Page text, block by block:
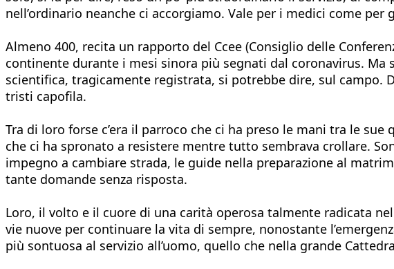
nell’ordinario neanche ci accorgiamo. Vale per i medici come
Almeno 400, recita un rapporto del Ccee (Consiglio delle
continente durante i mesi sinora più segnati dal coronavirus.
scientifica, tragicamente registrata, si potrebbe dire, sul campo.
tristi capofila.
Tra di loro forse c’era il parroco che ci ha preso le mani tra le
che ci ha spronato a resistere mentre tutto sembrava crollare.
impegno a cambiare strada, le guide nella preparazione al
tante domande senza risposta.
Loro, il volto e il cuore di una carità operosa talmente radicata
vie nuove per continuare la vita di sempre, nonostante
più sontuosa al servizio all’uomo, quello che nella grande